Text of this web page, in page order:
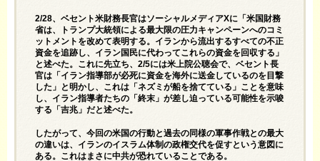
2/28、ベセント米財務長官はソーシャルメディアXに「米国財務
省は、トランプ大統領による最大限の圧力キャンペーンへのコミ
ットメントを改めて表明する。イランから流出するすべての不正
資金を追跡し、イラン国民に代わってこれらの資金を回収する」
と述べた。これに先立ち、2/5には米上院公聴会で、ベセント長
官は「イラン指導部が必死に資金を海外に送金しているのを目撃
した」と明かし、これは「ネズミが船を捨てている」ことを意味
し、イラン指導者たちの「終末」が差し迫っている可能性を示唆
する「吉兆」だと述べた。
したがって、今回の米国の行動と過去の同様の軍事作戦との最大
の違いは、イランのイスラム体制の政権交代を促すという意図に
ある。これはまさに中共が恐れていることである。